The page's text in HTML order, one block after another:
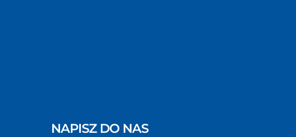
NAPISZ DO NAS